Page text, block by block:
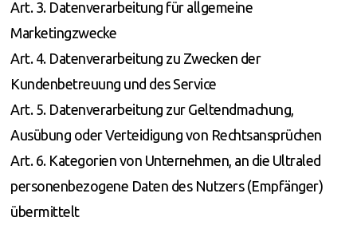
Art. 3. Datenverarbeitung für allgemeine
Marketingzwecke
Art. 4. Datenverarbeitung zu Zwecken der
Kundenbetreuung und des Service
Art. 5. Datenverarbeitung zur Geltendmachung,
Ausübung oder Verteidigung von Rechtsansprüchen
Art. 6. Kategorien von Unternehmen, an die Ultraled
personenbezogene Daten des Nutzers (Empfänger)
übermittelt